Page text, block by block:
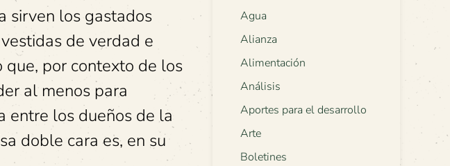
sirven los gastados
de verdad e
por contexto de los
al menos para
entre los dueños de la
doble cara es, en su
Agua
Alianza
Alimentación
Análisis
Aportes para el desarrollo
Arte
Boletines